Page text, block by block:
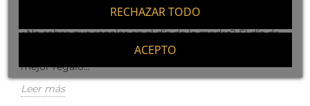
RECHAZAR TODO
ACEPTO
¿No sabes que regalar en el día de la madre? El día de
la madre está aquí y todos queremos encontrar el
mejor regalo...
Leer más